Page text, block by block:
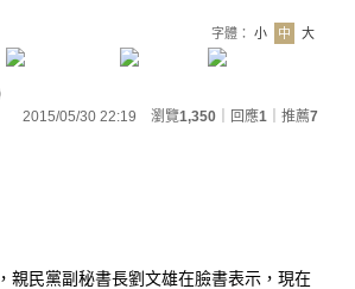
字體： 小 中
大
2015/05/30 22:19 瀏覽1,350 ｜回應1 推薦7
親民黨副秘書長劉文雄在臉書表示，現在